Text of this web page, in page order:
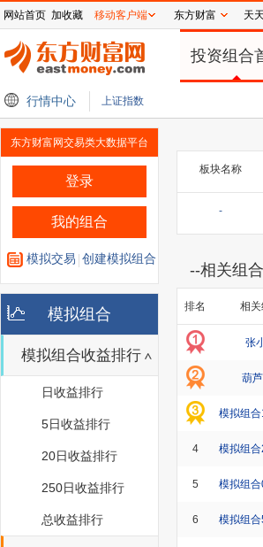
网站首页 加收藏 移动客户端 东方财富 天
投资组合
行情中心 上证指数
将发布，高盛上调其收入预期35%，港股通信息技术
东方财富网交易类大数据平台
登录
我的组合
模拟交易 创建模拟组合
模拟组合
模拟组合收益排行
日收益排行
5日收益排行
20日收益排行
250日收益排行
总收益排行
板块名称
-
--相关组合
排名 相关
张
葫
模拟组
4 模拟组
5 模拟组
6 模拟组